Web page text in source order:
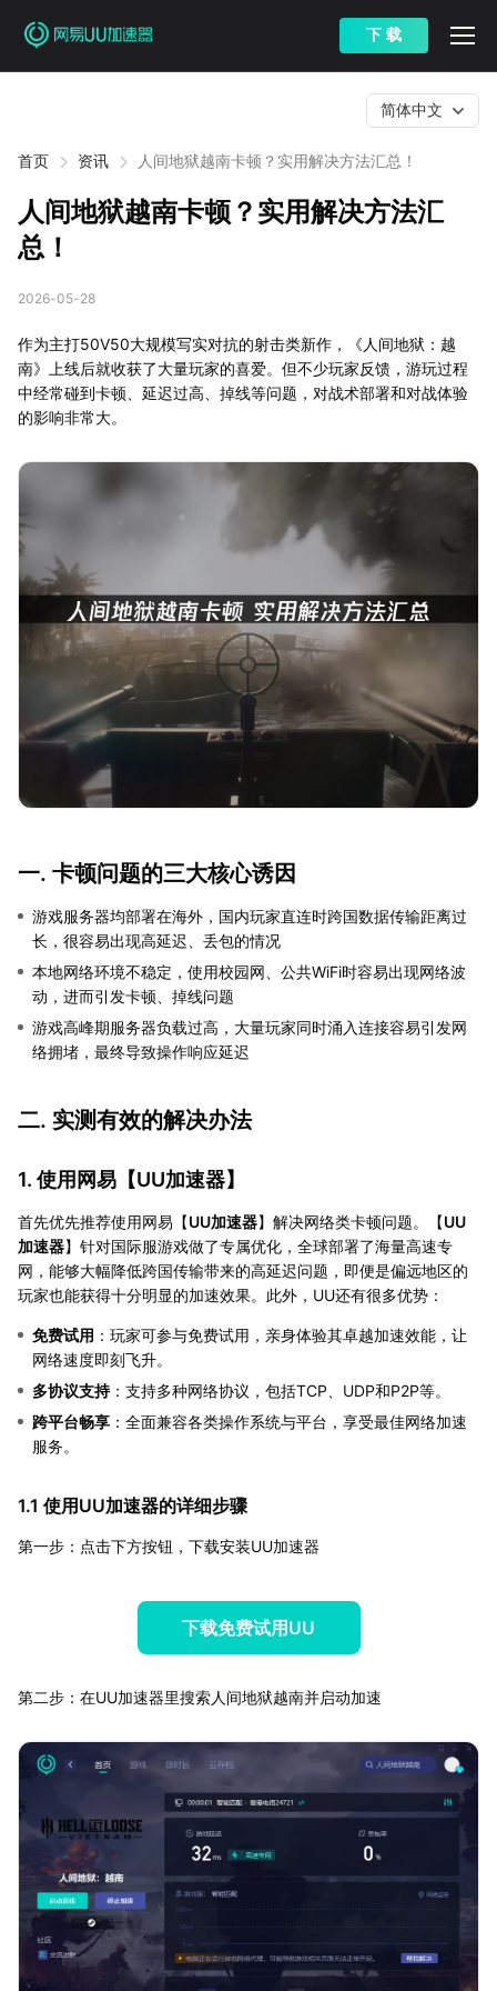
下 载
首页 资讯 人间地狱越南卡顿？实用解决方法汇总！
简体中文
人间地狱越南卡顿？实用解决方法汇
总！
2026-05-28
作为主打50V50大规模写实对抗的射击类新作，《人间地狱：越
南》上线后就收获了大量玩家的喜爱。但不少玩家反馈，游玩过程
中经常碰到卡顿、延迟过高、掉线等问题，对战术部署和对战体验
的影响非常大。
一. 卡顿问题的三大核心诱因
游戏服务器均部署在海外，国内玩家直连时跨国数据传输距离过
长，很容易出现高延迟、丢包的情况
本地网络环境不稳定，使用校园网、公共WiFi时容易出现网络波
动，进而引发卡顿、掉线问题
游戏高峰期服务器负载过高，大量玩家同时涌入连接容易引发网
络拥堵，最终导致操作响应延迟
二. 实测有效的解决办法
1. 使用网易【UU加速器】
首先优先推荐使用网易【UU加速器】解决网络类卡顿问题。【UU
加速器】针对国际服游戏做了专属优化，全球部署了海量高速专
网，能够大幅降低跨国传输带来的高延迟问题，即便是偏远地区的
玩家也能获得十分明显的加速效果。此外，UU还有很多优势：
免费试用 ：玩家可参与免费试用，亲身体验其卓越加速效能，让
网络速度即刻飞升。
多协议支持：支持多种网络协议，包括TCP、UDP和P2P等。
跨平台畅享 ：全面兼容各类操作系统与平台，享受最佳网络加速
服务。
1.1 使用UU加速器的详细步骤
第一步：点击下方按钮，下载安装UU加速器
下载免费试用UU
第二步：在UU加速器里搜索人间地狱越南并启动加速